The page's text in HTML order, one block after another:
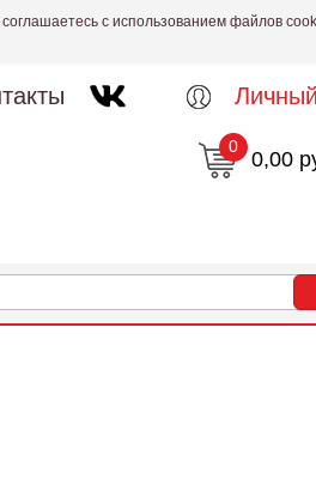
с использованием файлов
0,00
0